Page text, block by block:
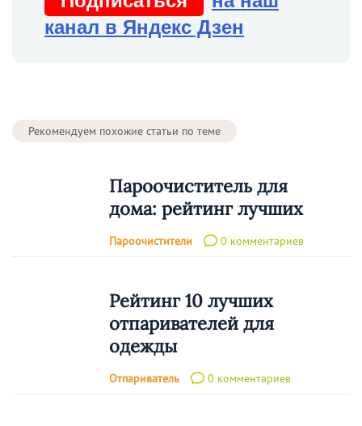
канал в Яндекс Дзен
Рекомендуем похожие статьи по теме
Пароочиститель для
дома: рейтинг лучших
Пароочистители 0 комментариев
Рейтинг 10 лучших
отпаривателей для
одежды
Отпариватель 0 комментариев